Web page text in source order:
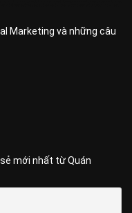
Marketing và những câu
mới nhất từ Quán